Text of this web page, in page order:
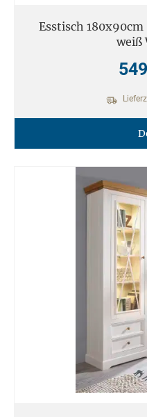
Esstisch
weiß